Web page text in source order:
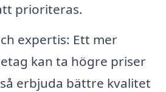
prioriteras.
expertis: Ett mer
kan ta högre priser
erbjuda bättre kvalitet